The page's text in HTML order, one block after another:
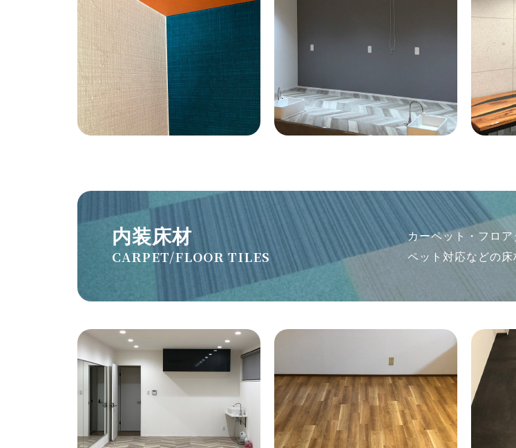
内装床材
CARPET/FLOOR TILES
カーペット・フロ
ペット対応などの床